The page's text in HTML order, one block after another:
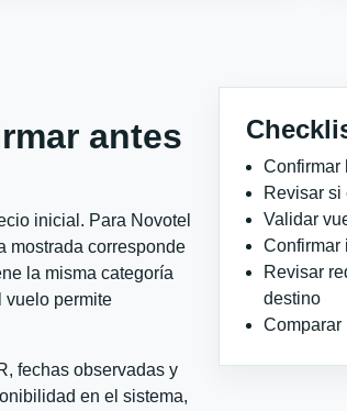
antes
inicial. Para Novotel
mostrada corresponde
la misma categoría
vuelo permite
fechas observadas y
en el sistema,
Confirmar
Revisar si
Validar
Confirmar
Revisar
destino
Comparar